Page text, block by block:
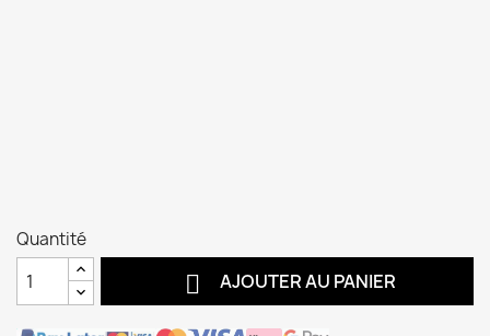
Quantité
 AJOUTER AU PANIER